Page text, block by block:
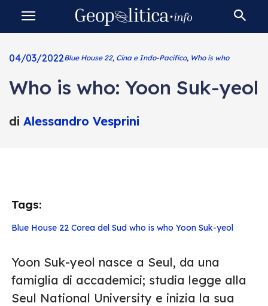
04/03/2022Blue House 22, Cina e Indo-Pacifico, Who is who
Who is who: Yoon Suk-yeol
di Alessandro Vesprini
Tags:
Blue House 22 Corea del Sud who is who Yoon Suk-yeol
Yoon Suk-yeol nasce a Seul, da una
famiglia di accademici; studia legge alla
Seul National University e inizia la sua